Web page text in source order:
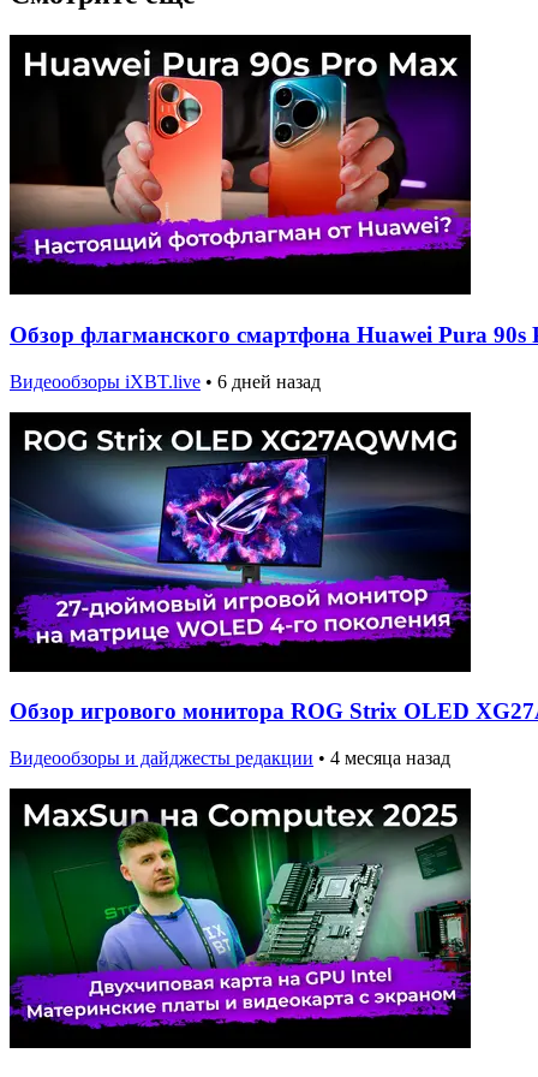
Обзор флагманского смартфона Huawei Pura 90s
Видеообзоры iXBT.live • 6 дней назад
Обзор игрового монитора ROG Strix OLED
Видеообзоры и дайджесты редакции • 4 месяца назад